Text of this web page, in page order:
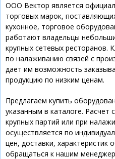
ООО Вектор является
торговых марок,
кухонное, торговое
работают владельцы
крупных сетевых ресторанов.
по налаживанию связей с
дает им возможность
продукцию по низким ценам.
Предлагаем купить
указанным в каталоге. Расчет
крупных партий или при
осуществляется по
цен, доставки, характеристик
обращаться к нашим